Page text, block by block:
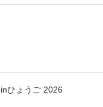
ひょうご 2026